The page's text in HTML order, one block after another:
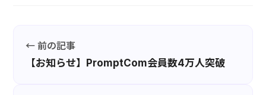
← 前の記事
【お知らせ】PromptCom会員数4万人突破